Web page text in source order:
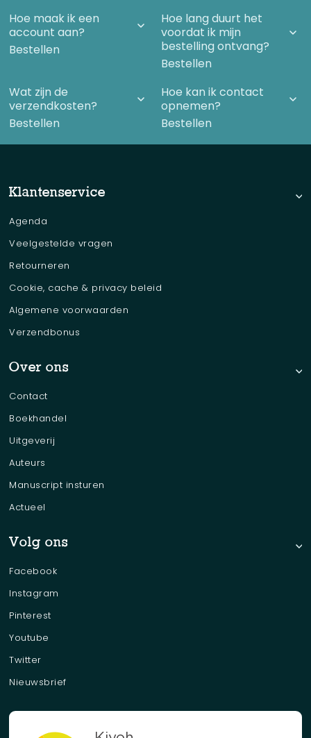
Hoe maak ik een
account aan?
Bestellen
Hoe lang duurt het
voordat ik mijn
bestelling ontvang?
Bestellen
Wat zijn de
verzendkosten?
Bestellen
Hoe kan ik contact
opnemen?
Bestellen
Klantenservice
Agenda
Veelgestelde vragen
Retourneren
Cookie, cache & privacy beleid
Algemene voorwaarden
Verzendbonus
Over ons
Contact
Boekhandel
Uitgeverij
Auteurs
Manuscript insturen
Actueel
Volg ons
Facebook
Instagram
Pinterest
Youtube
Twitter
Nieuwsbrief